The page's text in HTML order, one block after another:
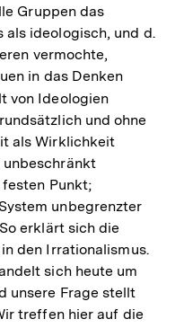
Gruppen das
als ideologisch, und d.
vermochte,
in das Denken
von Ideologien
und ohne
als Wirklichkeit
unbeschränkt
Punkt;
unbegrenzter
erklärt sich die
den Irrationalismus.
sich heute um
unsere Frage stellt
treffen hier auf die